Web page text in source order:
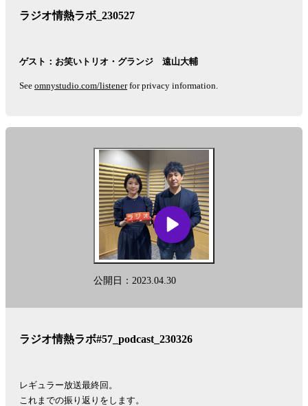
ラジオ情熱ラボ_230527
ゲスト：お笑いトリオ・グランジ 遠山大輔
See omnystudio.com/listenerfor privacy information.
公開日：2023.04.30
ラジオ情熱ラボ#57_podcast_230326
レギュラー放送最終回。
これまでの振り返りをします。